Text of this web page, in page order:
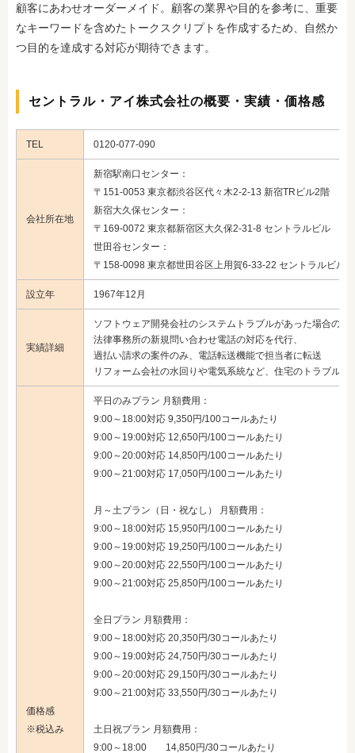
顧客にあわせオーダーメイド。顧客の業界や目的を参考に、重要
なキーワードを含めたトークスクリプトを作成するため、自然か
つ目的を達成する対応が期待できます。
セントラル・アイ株式会社の概要・実績・価格感
TEL 0120-077-090
会社所在地
新宿駅南口センター：
〒151-0053 東京都渋谷区代々木2-2-13 新宿TRビル2階
新宿大久保センター：
〒169-0072 東京都新宿区大久保2-31-8 セントラルビル
世田谷センター：
〒158-0098 東京都世田谷区上用賀6-33-22 セントラルビル
設立年 1967年12月
実績詳細
ソフトウェア開発会社のシステムトラブルがあった場合の電
法律事務所の新規問い合わせ電話の対応を代行、
過払い請求の案件のみ、電話転送機能で担当者に転送
リフォーム会社の水回りや電気系統など、住宅のトラブルに
価格感
※税込み
平日のみプラン 月額費用：
9:00～18:00対応 9,350円/100コールあたり
9:00～19:00対応 12,650円/100コールあたり
9:00～20:00対応 14,850円/100コールあたり
9:00～21:00対応 17,050円/100コールあたり
月～土プラン（日・祝なし） 月額費用：
9:00～18:00対応 15,950円/100コールあたり
9:00～19:00対応 19,250円/100コールあたり
9:00～20:00対応 22,550円/100コールあたり
9:00～21:00対応 25,850円/100コールあたり
全日プラン 月額費用：
9:00～18:00対応 20,350円/30コールあたり
9:00～19:00対応 24,750円/30コールあたり
9:00～20:00対応 29,150円/30コールあたり
9:00～21:00対応 33,550円/30コールあたり
土日祝プラン 月額費用：
9:00～18:00 14,850円/30コールあたり